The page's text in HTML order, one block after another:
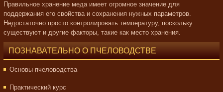
Правильное хранение меда имеет огромное значение для
поддержания его свойства и сохранения нужных параметров.
Недостаточно просто контролировать температуру, поскольку
существуют и другие факторы, такие как место хранения.
ПОЗНАВАТЕЛЬНО О ПЧЕЛОВОДСТВЕ
Основы пчеловодства
Практический курс